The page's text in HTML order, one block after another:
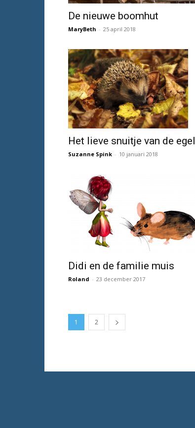
De nieuwe boomhut
MaryBeth - 25 april 2018
Het lieve snuitje van de egel
Suzanne Spink - 10 januari 2018
Didi en de familie muis
Roland - 23 december 2017
1 2